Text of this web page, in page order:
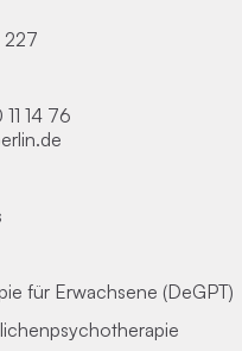
227
14 76
für Erwachsene (DeGPT)